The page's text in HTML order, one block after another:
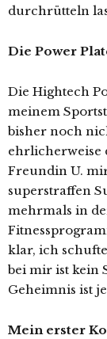
durchrütteln
Die Power
Die Hightech
meinem
bisher noch
ehrlicherweise
Freundin U.
superstraffen
mehrmals in
klar, ich
bei mir ist kein
Geheimnis ist
Mein erster